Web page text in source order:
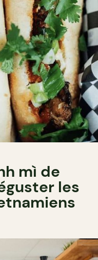
mì de
les